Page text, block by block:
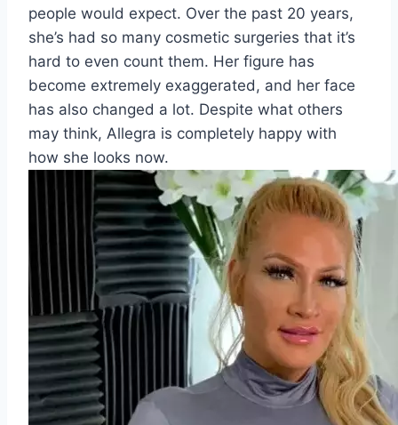
people would expect. Over the past 20 years,
she’s had so many cosmetic surgeries that it’s
hard to even count them. Her figure has
become extremely exaggerated, and her face
has also changed a lot. Despite what others
may think, Allegra is completely happy with
how she looks now.